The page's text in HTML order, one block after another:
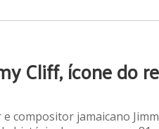
Cliff, ícone do
compositor jamaicano